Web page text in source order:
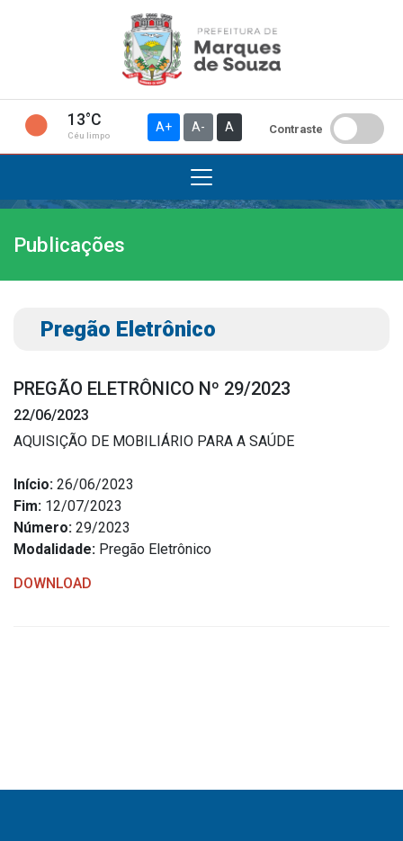
13°C
Céu limpo
A+ A- A Contraste
Institucional
A Prefeitura
Gabinete do Vice-prefeito
Símbolos Oficiais
Estrutura Organizacional
Secretarias
Administração
Agricultura e Meio Ambiente
Serviços
Publicações
Pregão Eletrônico
PREGÃO ELETRÔNICO Nº 29/2023
22/06/2023
AQUISIÇÃO DE MOBILIÁRIO PARA A SAÚDE
Início: 26/06/2023
Fim: 12/07/2023
Número: 29/2023
Modalidade: Pregão Eletrônico
DOWNLOAD